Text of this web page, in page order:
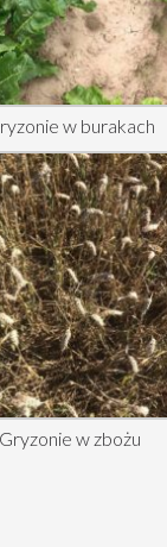
w burakach
Gryzonie w zbożu